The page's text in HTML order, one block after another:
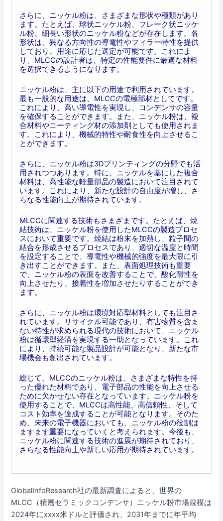
さらに、ニッケル粉は、さまざまな形状や種類があり
ます。たとえば、球状ニッケル粉、フレーク状ニッケ
ル粉、細長い形状のニッケル粉などが存在します。各
形状は、異なる方向性の導電性やフィラー特性を提供
しており、用途に応じた選定が可能です。これによ
り、MLCCの設計者は、特定の性能要件に最適な材料
を選択できるようになります。
ニッケル粉は、主に以下の用途で利用されています。
最も一般的な用途は、MLCCの電極部材としてです。
これにより、高い導電性を実現し、コンデンサの容量
を確保することができます。また、ニッケル粉は、複
合材料やコーティング材の添加剤としても使用されま
す。これにより、機械的特性や耐食性を向上させるこ
とができます。
さらに、ニッケル粉は3Dプリンティングの分野でも活
用されつつあります。特に、ニッケルを基にした複合
材料は、高性能な軽量部品の製造において注目されて
います。これにより、新たな設計の自由度が増し、さ
らなる性能向上が期待されています。
MLCCに関連する技術もさまざまです。たとえば、焼
結技術は、ニッケル粉を使用したMLCCの製造プロセ
スにおいて重要です。焼結は粉末を加熱し、粒子間の
結合を形成させるプロセスであり、適切な温度と時間
を設定することで、導電性や機械的強度を最大限に引
き出すことができます。また、表面処理技術も重要
で、ニッケル粉の表面を改善することで、酸化耐性を
向上させたり、接着性を増加させたりすることができ
ます。
さらに、ニッケル粉は環境対応型材料としても注目さ
れています。リサイクル可能であり、有害物質を含ま
ない特性が求められる現代の技術において、ニッケル
粉は循環型経済を実現する一助となっています。これ
により、持続可能な製品設計が可能となり、新たな市
場機会も創出されています。
総じて、MLCCのニッケル粉は、さまざまな特性を持
った優れた材料であり、電子部品の性能を向上させる
ために欠かせない存在となっています。ニッケル粉を
使用することで、MLCCは高性能、高信頼性、そして
コスト効率を達成することが可能となります。そのた
め、未来の電子機器においても、ニッケル粉の役割は
ますます重要になっていくと考えられます。今後も、
ニッケル粉に関連する技術の進展が期待されており、
さらなる性能向上や新しい応用が期待されています。
GlobalInfoResearch社の最新調査によると、世界の
MLCC（積層セラミックコンデンサ）ニッケル粉市場規模は
2024年にxxxx米ドルと評価され、2031年までに年平均